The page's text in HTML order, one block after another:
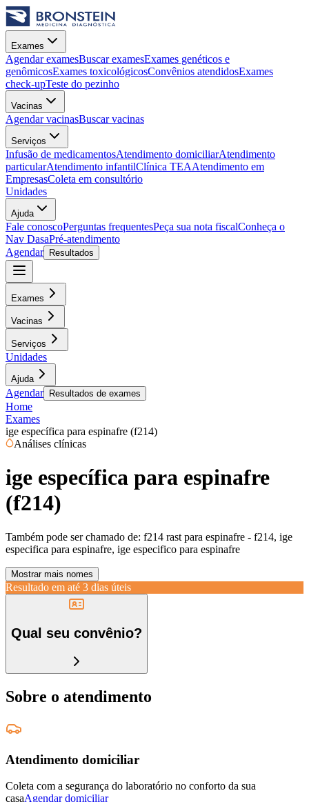
Exames
Agendar examesBuscar examesExames genéticos e
genômicosExames toxicológicosConvênios atendidosExames
check-upTeste do pezinho
Vacinas
Agendar vacinasBuscar vacinas
Serviços
Infusão de medicamentosAtendimento domiciliarAtendimento
particularAtendimento infantilClínica TEAAtendimento em
EmpresasColeta em consultório
Unidades
Ajuda
Fale conoscoPerguntas frequentesPeça sua nota fiscalConheça o
Nav DasaPré-atendimento
Agendar
Resultados
Exames
Vacinas
Serviços
Unidades
Ajuda
Agendar Resultados de exames
Home
Exames
ige específica para espinafre (f214)
Análises clínicas
ige específica para espinafre
(f214)
Também pode ser chamado de: f214 rast para espinafre - f214, ige
especifica para espinafre, ige especifico para espinafre
Mostrar mais nomes
Resultado em até 3 dias úteis
Qual seu convênio?
Sobre o atendimento
Atendimento domiciliar
Coleta com a segurança do laboratório no conforto da sua
casaAgendar domiciliar